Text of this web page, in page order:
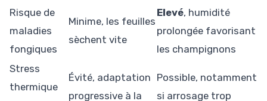
Risque de
maladies
fongiques
Minime, les feuilles
sèchent vite
Elevé, humidité
prolongée favorisant
les champignons
Stress
thermique
Évité, adaptation
progressive à la
Possible, notamment
si arrosage trop